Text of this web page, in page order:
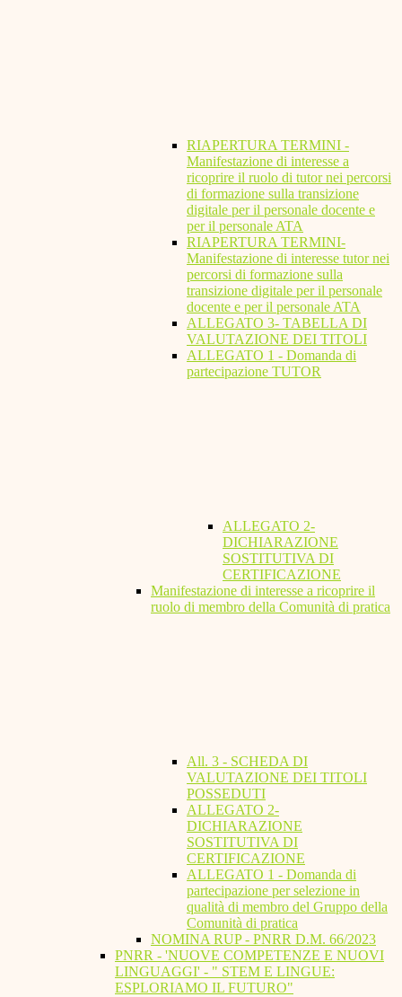
RIAPERTURA TERMINI -
Manifestazione di interesse a
ricoprire il ruolo di tutor nei percorsi
di formazione sulla transizione
digitale per il personale docente e
per il personale ATA
RIAPERTURA TERMINI-
Manifestazione di interesse tutor nei
percorsi di formazione sulla
transizione digitale per il personale
docente e per il personale ATA
ALLEGATO 3- TABELLA DI
VALUTAZIONE DEI TITOLI
ALLEGATO 1 - Domanda di
partecipazione TUTOR
ALLEGATO 2-
DICHIARAZIONE
SOSTITUTIVA DI
CERTIFICAZIONE
Manifestazione di interesse a ricoprire il
ruolo di membro della Comunità di pratica
All. 3 - SCHEDA DI
VALUTAZIONE DEI TITOLI
POSSEDUTI
ALLEGATO 2-
DICHIARAZIONE
SOSTITUTIVA DI
CERTIFICAZIONE
ALLEGATO 1 - Domanda di
partecipazione per selezione in
qualità di membro del Gruppo della
Comunità di pratica
NOMINA RUP - PNRR D.M. 66/2023
PNRR - 'NUOVE COMPETENZE E NUOVI
LINGUAGGI' - " STEM E LINGUE:
ESPLORIAMO IL FUTURO"